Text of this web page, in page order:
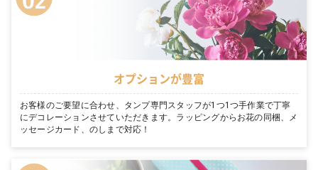
オプションが豊富
お客様のご要望に合わせ、タンプ専門スタッフが1つ1つ手作業で丁寧
にデコレーションさせていただきます。ラッピングからお花の同梱、メ
ッセージカード、のしまで対応！